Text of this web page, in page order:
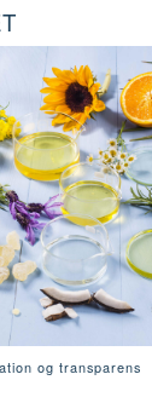
og transparens